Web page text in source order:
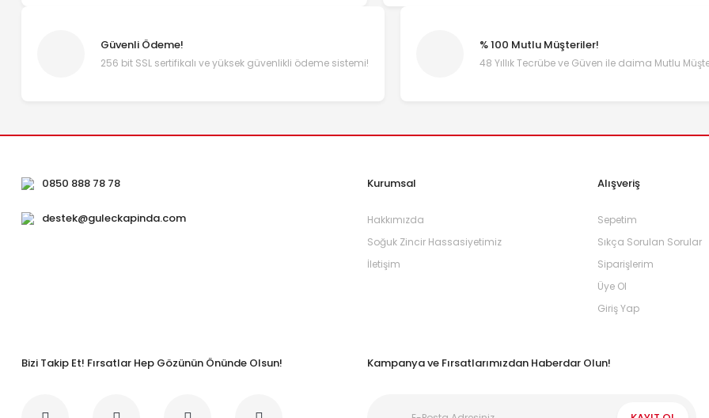
Güvenli Ödeme!
256 bit SSL sertifikalı ve yüksek güvenlikli ödeme sistemi!
% 100 Mutlu Müşteriler!
48 Yıllık Tecrübe ve Güven ile daima Mutlu
0850 888 78 78
destek@guleckapinda.com
Kurumsal
Hakkımızda
Soğuk Zincir Hassasiyetimiz
İletişim
Alışveriş
Sepetim
Sıkça Sorulan Sorular
Siparişlerim
Üye Ol
Giriş Yap
Bizi Takip Et! Fırsatlar Hep Gözünün Önünde Olsun! Kampanya ve Fırsatlarımızdan Haberdar Olun!